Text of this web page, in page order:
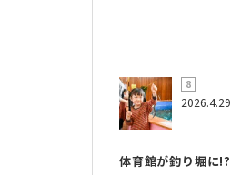
2026.4.29
体育館が釣り堀に!?